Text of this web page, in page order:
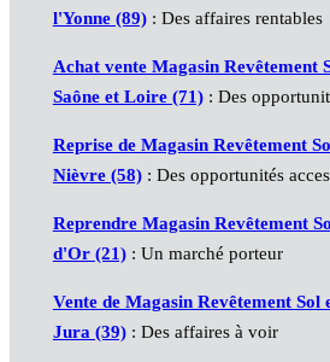
l'Yonne (89): Des affaires rentables
Achat vente Magasin Revêtement
Saône et Loire (71): Des
Reprise de Magasin Revêtement
Nièvre (58): Des opportunités
Reprendre Magasin Revêtement
d'Or (21): Un marché porteur
Vente de Magasin Revêtement Sol
Jura (39): Des affaires à voir